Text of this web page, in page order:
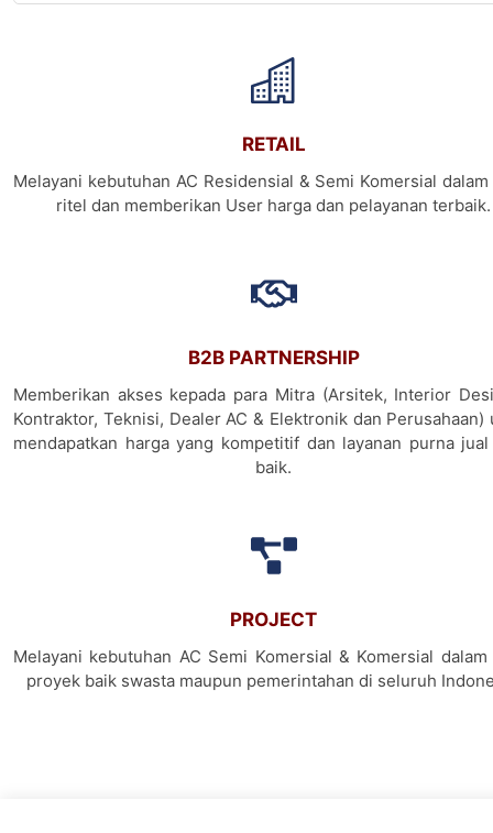
RETAIL
Melayani kebutuhan AC Residensial & Semi Komersial dalam
ritel dan memberikan User harga dan pelayanan terbaik.
B2B PARTNERSHIP
Memberikan akses kepada para Mitra (Arsitek, Interior
Kontraktor, Teknisi, Dealer AC & Elektronik dan Perusahaan)
mendapatkan harga yang kompetitif dan layanan purna
baik.
PROJECT
Melayani kebutuhan AC Semi Komersial & Komersial dalam
proyek baik swasta maupun pemerintahan di seluruh